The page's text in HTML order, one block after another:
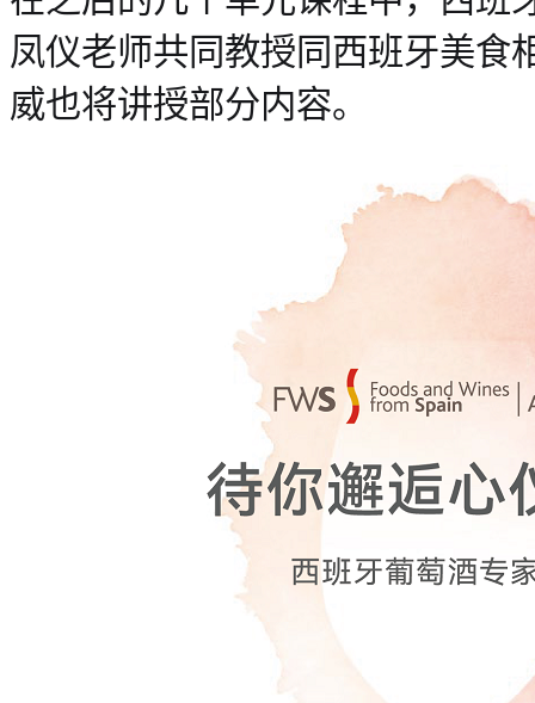
凤仪老师共同教授同西班牙美食
威也将讲授部分内容。